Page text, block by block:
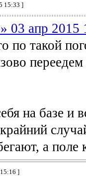
15:33 ]
03 апр 2015
по такой
переедем
на базе и
а поле
]